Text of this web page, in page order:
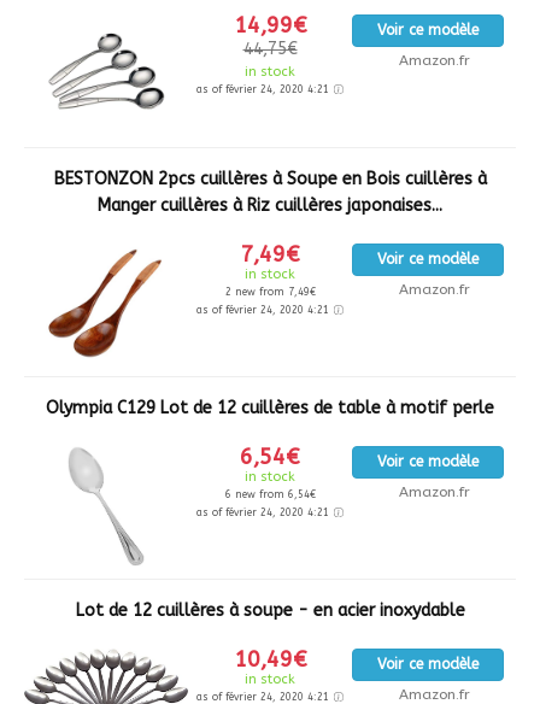
14,99€
44,75€
in stock
as of février 24, 2020 4:21
Voir ce modèle
Amazon.fr
BESTONZON 2pcs cuillères à Soupe en Bois cuillères à
Manger cuillères à Riz cuillères japonaises...
7,49€
in stock
2 new from 7,49€
as of février 24, 2020 4:21
Voir ce modèle
Amazon.fr
Olympia C129 Lot de 12 cuillères de table à motif perle
6,54€
in stock
6 new from 6,54€
as of février 24, 2020 4:21
Voir ce modèle
Amazon.fr
Lot de 12 cuillères à soupe - en acier inoxydable
10,49€
in stock
as of février 24, 2020 4:21
Voir ce modèle
Amazon.fr